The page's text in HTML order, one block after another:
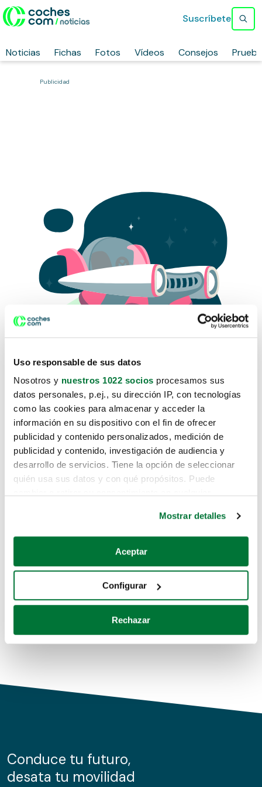
Uso responsable de sus datos
Nosotros y nuestros 1022 socios procesamos sus
datos personales, p.ej., su dirección IP, con tecnologías
como las cookies para almacenar y acceder la
información en su dispositivo con el fin de ofrecer
publicidad y contenido personalizados, medición de
publicidad y contenido, investigación de audiencia y
desarrollo de servicios. Tiene la opción de seleccionar
quién usa sus datos y con qué propósitos. Puede
Si lo permite, también quisiéramos:
Recopilar información sobre su ubicación geográfica
Identificar su dispositivo analizándolo activamente
para buscar características específicas (huellas
Obtenga más información sobre cómo se procesan sus
de cookies.
información sobre el uso que haga del sitio web con
nuestros partners de redes sociales, publicidad y análisis
Mostrar detalles
Aceptar
Configurar
Rechazar
Noticias Fichas Fotos Vídeos Consejos
Suscríbete
Publicidad
Lo sentimos, no sabemos como
te hemos traido hasta aquí.
Pero puedes encontrar el coche que estás
buscando en alguno de estos enlaces:
Coches de segunda mano
Coches de km0
Conduce tu futuro,
desata tu movilidad